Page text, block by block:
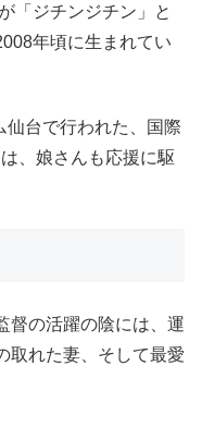
「ジチンジチン」と
年頃に生まれてい
仙台で行われた、国際
、娘さんも応援に駆
督の活躍の陰には、運
取れた妻、そして最愛